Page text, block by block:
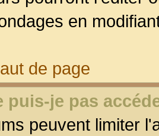
en
de page
puis-je pas
peuvent limiter